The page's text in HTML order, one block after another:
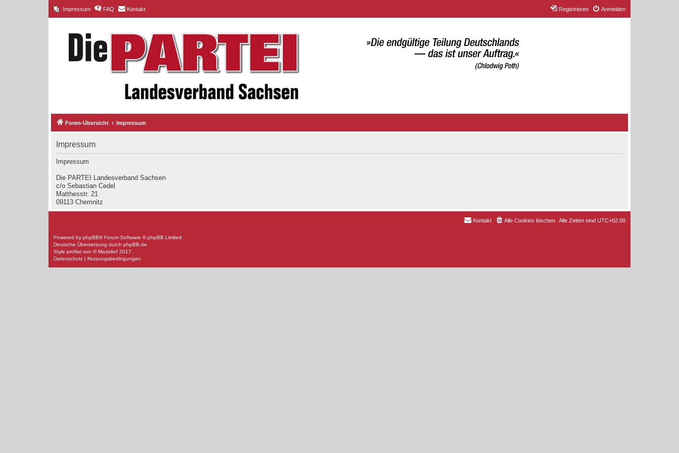
Impressum FAQ Kontakt Anmelden
Registrieren
Foren-Übersicht Impressum
Impressum
Impressum
Die PARTEI Landesverband Sachsen
c/o Sebastian Cedel
Matthesstr. 21
09113 Chemnitz
Alle Zeiten sind UTC+02:00
Alle Cookies löschen
Kontakt
Powered by phpBB® Forum Software © phpBB Limited
Deutsche Übersetzung durch phpBB.de
Style proflat von ©Mazeltof 2017
Datenschutz | Nutzungsbedingungen